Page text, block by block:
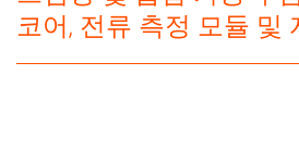
코어, 전류 측정 모듈 및